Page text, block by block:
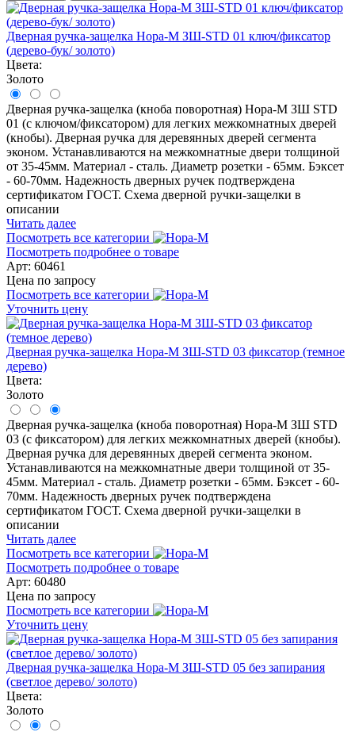
Дверная ручка-защелка Нора-М ЗШ-STD 01 ключ/фиксатор
(дерево-бук/ золото)
Цвета:
Золото
Дверная ручка-защелка (кноба поворотная) Нора-М ЗШ STD
01 (с ключом/фиксатором) для легких межкомнатных дверей
(кнобы). Дверная ручка для деревянных дверей сегмента
эконом. Устанавливаются на межкомнатные двери толщиной
от 35-45мм. Материал - сталь. Диаметр розетки - 65мм. Бэксет
- 60-70мм. Надежность дверных ручек подтверждена
сертификатом ГОСТ. Схема дверной ручки-защелки в
описании
Читать далее
Посмотреть все категории
Посмотреть подробнее о товаре
Арт: 60461
Цена по запросу
Посмотреть все категории
Уточнить цену
Дверная ручка-защелка Нора-М ЗШ-STD 03 фиксатор (темное
дерево)
Цвета:
Золото
Дверная ручка-защелка (кноба поворотная) Нора-М ЗШ STD
03 (с фиксатором) для легких межкомнатных дверей (кнобы).
Дверная ручка для деревянных дверей сегмента эконом.
Устанавливаются на межкомнатные двери толщиной от 35-
45мм. Материал - сталь. Диаметр розетки - 65мм. Бэксет - 60-
70мм. Надежность дверных ручек подтверждена
сертификатом ГОСТ. Схема дверной ручки-защелки в
описании
Читать далее
Посмотреть все категории
Посмотреть подробнее о товаре
Арт: 60480
Цена по запросу
Посмотреть все категории
Уточнить цену
Дверная ручка-защелка Нора-М ЗШ-STD 05 без запирания
(светлое дерево/ золото)
Цвета:
Золото